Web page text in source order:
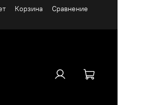
Корзина Сравнение